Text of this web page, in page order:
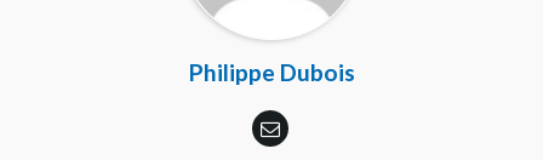
Philippe Dubois